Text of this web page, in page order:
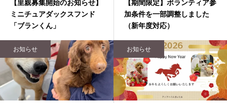
【里親募集開始のお知らせ】
ミニチュアダックスフンド
「ブランくん」
【期間限定】ボランティア参
加条件を一部調整しました
（新年度対応）
お知らせ お知らせ